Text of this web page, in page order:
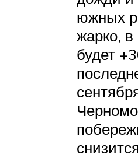
южных
жарко, в
будет